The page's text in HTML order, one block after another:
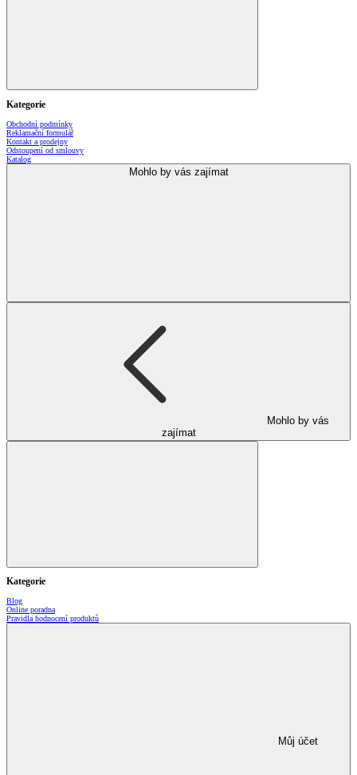
Kategorie
Obchodní podmínky
Reklamační formulář
Kontakt a prodejny
Odstoupení od smlouvy
Katalog
Mohlo by vás zajímat
Mohlo by vás
zajímat
Kategorie
Blog
Online poradna
Pravidla hodnocení produktů
Můj účet